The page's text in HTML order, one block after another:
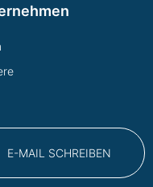
E-MAIL SCHREIBEN